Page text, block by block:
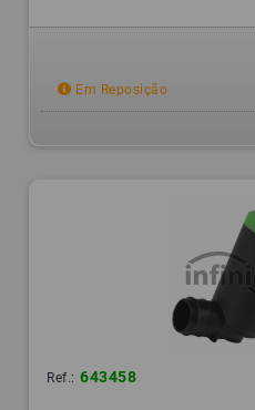
Em Reposição
Ref.: 643458